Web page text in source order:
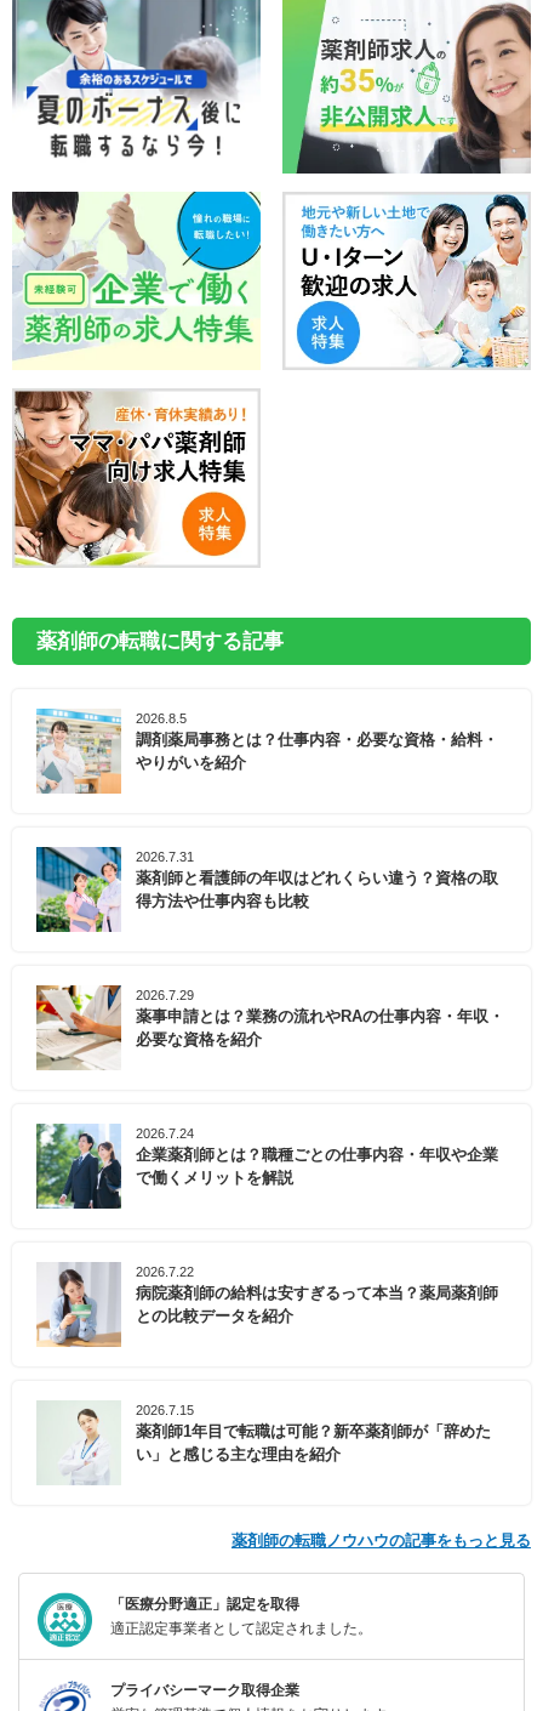
薬剤師の転職に関する記事
2026.8.5
調剤薬局事務とは？仕事内容・必要な資格・給料・
やりがいを紹介
2026.7.31
薬剤師と看護師の年収はどれくらい違う？資格の取
得方法や仕事内容も比較
2026.7.29
薬事申請とは？業務の流れやRAの仕事内容・年収・
必要な資格を紹介
2026.7.24
企業薬剤師とは？職種ごとの仕事内容・年収や企業
で働くメリットを解説
2026.7.22
病院薬剤師の給料は安すぎるって本当？薬局薬剤師
との比較データを紹介
2026.7.15
薬剤師1年目で転職は可能？新卒薬剤師が「辞めた
い」と感じる主な理由を紹介
薬剤師の転職ノウハウの記事をもっと見る
「医療分野適正」認定を取得
適正認定事業者として認定されました。
プライバシーマーク取得企業